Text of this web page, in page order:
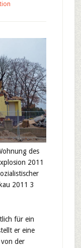
des
2011
2011 3
für ein
er eine
der